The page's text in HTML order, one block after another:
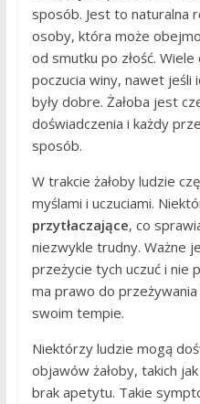
sposób. Jest to naturalna
osoby, która może
od smutku po złość.
poczucia winy, nawet jeśli
były dobre. Żałoba jest
doświadczenia i każdy
sposób.
W trakcie żałoby ludzie
myślami i uczuciami.
przytłaczające, co
niezwykle trudny. Ważne
przeżycie tych uczuć i nie
ma prawo do
swoim tempie.
Niektórzy ludzie mogą
objawów żałoby, takich
brak apetytu. Takie